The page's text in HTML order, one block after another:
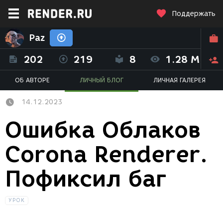
Поддержать
Paz
202 219 8 1.28 M
ОБ АВТОРЕ ЛИЧНЫЙ БЛОГ ЛИЧНАЯ ГАЛЕРЕЯ
14.12.2023
Ошибка Облаков
Corona Renderer.
Пофиксил баг
УРОК